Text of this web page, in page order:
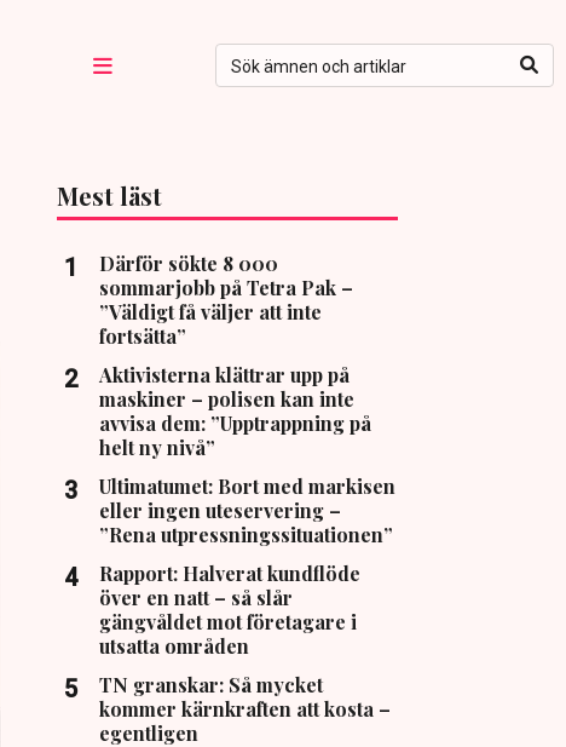
Mest läst
Därför sökte 8 000
sommarjobb på Tetra Pak –
”Väldigt få väljer att inte
fortsätta”
Aktivisterna klättrar upp på
maskiner – polisen kan inte
avvisa dem: ”Upptrappning på
helt ny nivå”
Ultimatumet: Bort med markisen
eller ingen uteservering –
”Rena utpressningssituationen”
Rapport: Halverat kundflöde
över en natt – så slår
gängvåldet mot företagare i
utsatta områden
TN granskar: Så mycket
kommer kärnkraften att kosta –
egentligen